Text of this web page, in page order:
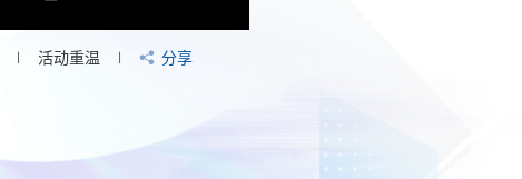
活动重温 分享